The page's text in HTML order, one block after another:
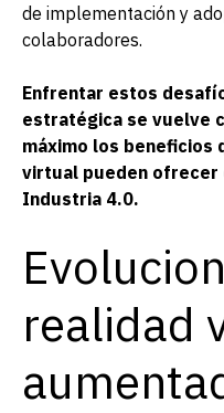
de implementación y
colaboradores.
Enfrentar estos
estratégica se vuelve
máximo los beneficios
virtual pueden ofrecer
Industria 4.0.
realidad